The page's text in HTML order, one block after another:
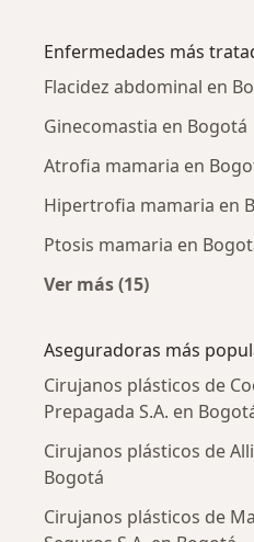
Enfermedades más
Flacidez abdominal en
Ginecomastia en Bogotá
Atrofia mamaria en
Hipertrofia mamaria en
Ptosis mamaria en
Ver más (15)
Aseguradoras más
Cirujanos plásticos de
Prepagada S.A. en
Cirujanos plásticos de
Bogotá
Cirujanos plásticos de